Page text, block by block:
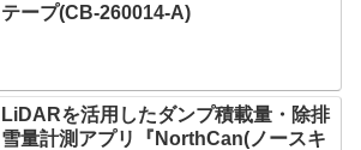
テープ(CB-260014-A)
LiDARを活用したダンプ積載量・除排
雪量計測アプリ『NorthCan(ノースキ